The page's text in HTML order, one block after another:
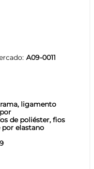
A09-0011
ligamento
de poliéster, fios
por elastano